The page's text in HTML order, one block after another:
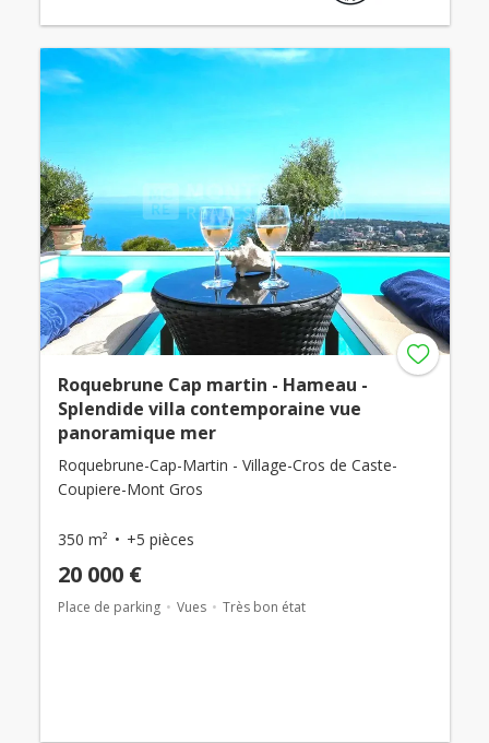
Roquebrune Cap martin - Hameau -
Splendide villa contemporaine vue
panoramique mer
Roquebrune-Cap-Martin - Village-Cros de Caste-
Coupiere-Mont Gros
350 m² +5 pièces
20 000 €
Place de parking Vues Très bon état